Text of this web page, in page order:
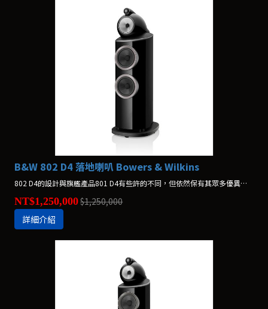
B&W 802 D4 落地喇叭 Bowers & Wilkins
802 D4的設計與旗艦產品801 D4有些許的不同，但依然保有其眾多優異的性能表現，但總體價格更為優惠。
NT$1,250,000$1,250,000
詳細介紹